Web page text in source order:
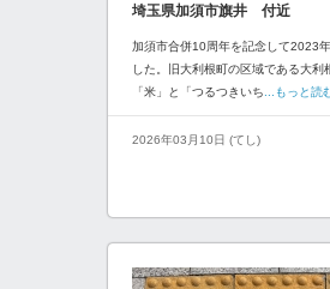
埼玉県加須市旗井 付近
加須市合併10周年を記念して2023
した。旧大利根町の区域である大利
「米」と「つるつきいち ...もっと読
2026年03月10日 (てし)